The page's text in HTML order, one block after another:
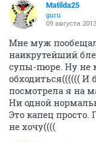
Matilda25
guru
09 августа 2013
Мне муж
наикрутейший
супы-пюре. Ну не
обходиться(((((( И
посмотрела я на
Ни одной
Это капец просто.
не хочу((((